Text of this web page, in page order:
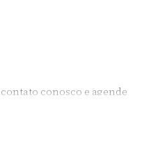
conosco e agende